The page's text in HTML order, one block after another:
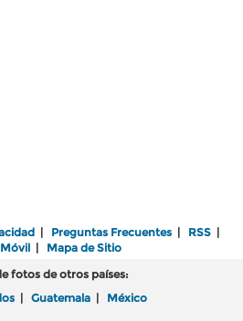
| Preguntas Frecuentes | RSS |
| Mapa de Sitio
fotos de otros países:
| Guatemala | México